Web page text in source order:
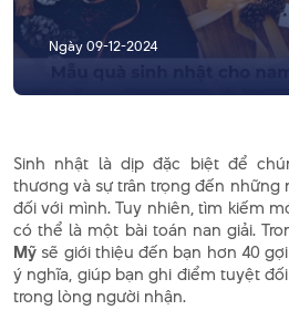
Ngày09-12-2024
Sinh nhật là dịp đặc biệt để
thương và sự trân trọng đến những
đối với mình. Tuy nhiên, tìm kiếm
có thể là một bài toán nan giải.
Mỹ sẽ giới thiệu đến bạn hơn 40
ý nghĩa, giúp bạn ghi điểm tuyệt
trong lòng người nhận.